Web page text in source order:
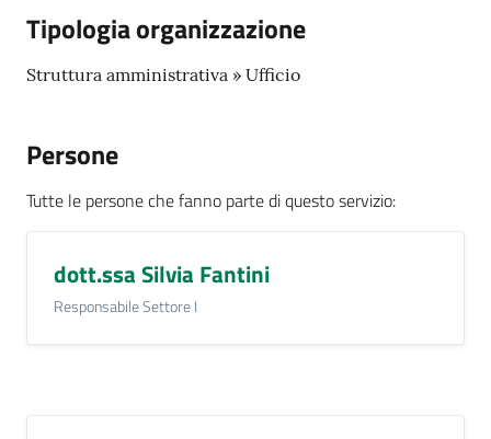
z
o
a
p
p
u
t
Tipologia organizzazione
Struttura amministrativa » Ufficio
Persone
Tutte le persone che fanno parte di questo servizio:
dott.ssa Silvia Fantini
Responsabile Settore I